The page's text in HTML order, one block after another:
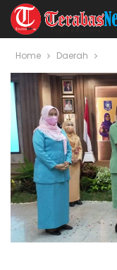
Home Daerah